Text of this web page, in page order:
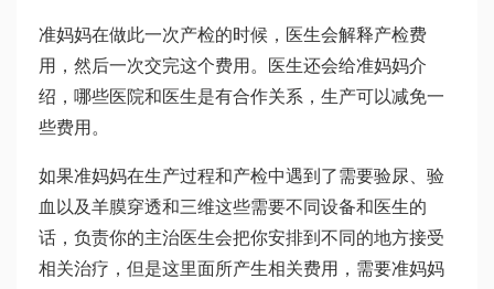
准妈妈在做此一次产检的时候，医生会解释产检费
用，然后一次交完这个费用。医生还会给准妈妈介
绍，哪些医院和医生是有合作关系，生产可以减免一
些费用。
如果准妈妈在生产过程和产检中遇到了需要验尿、验
血以及羊膜穿透和三维这些需要不同设备和医生的
话，负责你的主治医生会把你安排到不同的地方接受
相关治疗，但是这里面所产生相关费用，需要准妈妈